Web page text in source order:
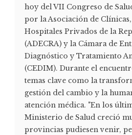
hoy del VII Congreso de
por la Asociación de
Hospitales Privados de la
(ADECRA) y la Cámara de
Diagnóstico y Tratamiento
(CEDIM). Durante el
temas clave como la
gestión del cambio y la
atención médica. "En los
Ministerio de Salud creció
provincias pudiesen venir,